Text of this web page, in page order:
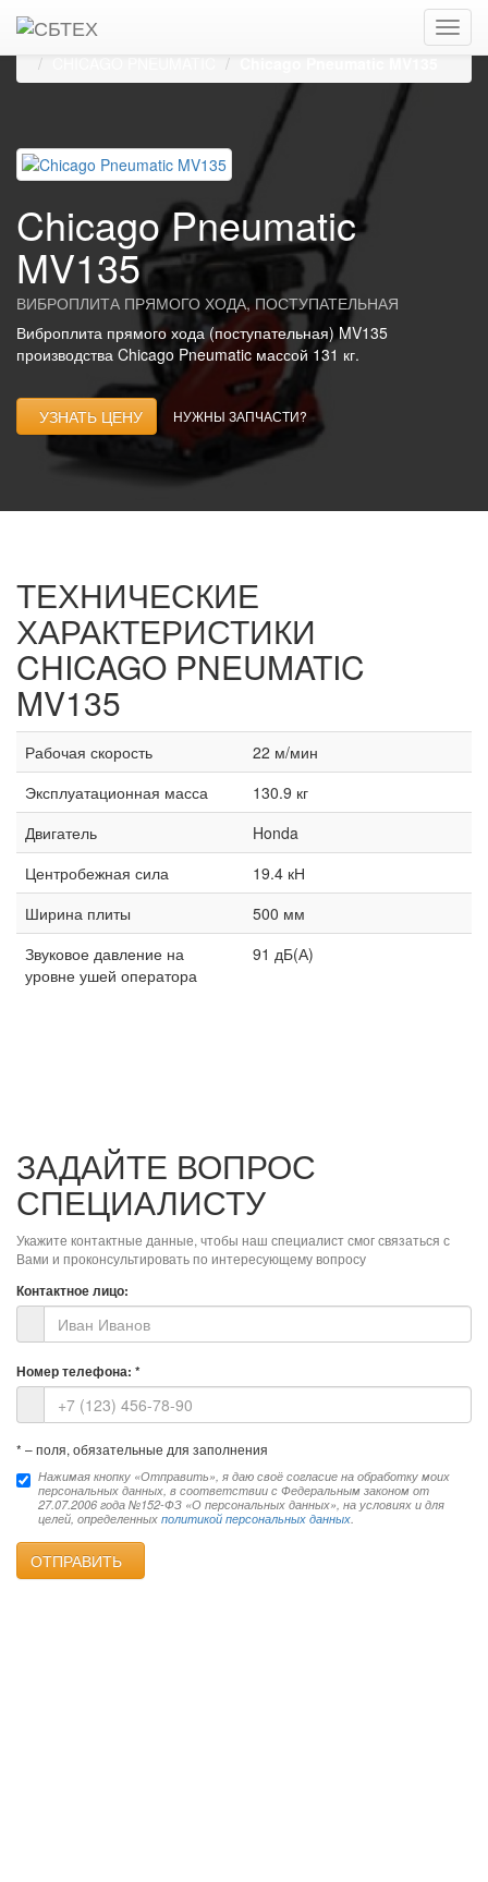
Главная
Виброплиты прямого хода, поступательные
Chicago Pneumatic
MV135
ВИБРОПЛИТА ПРЯМОГО ХОДА, ПОСТУПАТЕЛЬНАЯ
Виброплита прямого хода (поступательная) MV135
производства Chicago Pneumatic массой 131 кг.
УЗНАТЬ ЦЕНУ НУЖНЫ ЗАПЧАСТИ?
ТЕХНИЧЕСКИЕ
ХАРАКТЕРИСТИКИ
CHICAGO PNEUMATIC
MV135
Рабочая скорость
22 м/мин
Эксплуатационная масса
130.9 кг
Двигатель
Honda
Центробежная сила
19.4 кН
Ширина плиты
500 мм
Звуковое давление на
уровне ушей оператора
91 дБ(А)
ЗАДАЙТЕ ВОПРОС
СПЕЦИАЛИСТУ
Укажите контактные данные, чтобы наш специалист смог связаться с
Вами и проконсультировать по интересующему вопросу
Контактное лицо:
Номер телефона: *
* – поля, обязательные для заполнения
Нажимая кнопку «Отправить», я даю своё согласие на обработку моих
персональных данных, в соответствии с Федеральным законом от
27.07.2006 года №152-ФЗ «О персональных данных», на условиях и для
целей, определенных политикой персональных данных.
ОТПРАВИТЬ